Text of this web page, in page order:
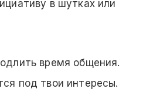
в шутках или
время общения.
под твои интересы.